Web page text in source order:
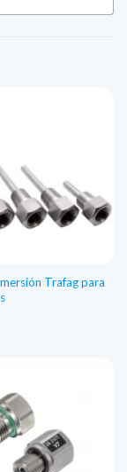
Trafag para